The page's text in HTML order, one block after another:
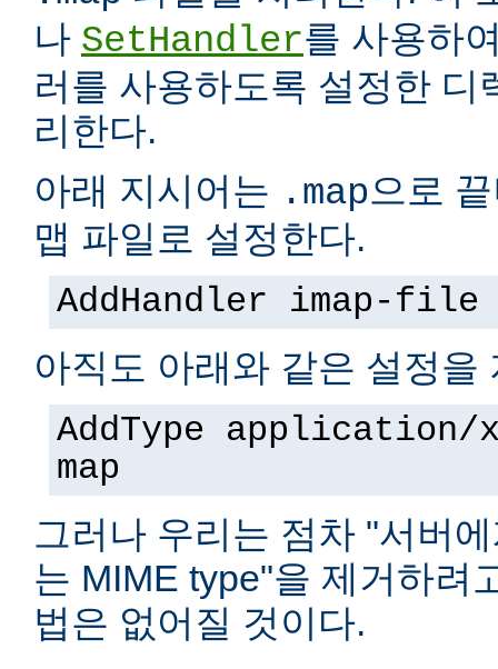
나 SetHandler를 사용하
러를 사용하도록 설정한 디
리한다.
아래 지시어는 .map으로
맵 파일로 설정한다.
AddHandler imap-file
아직도 아래와 같은 설정을
AddType application/
map
그러나 우리는 점차 "서버
는 MIME type"을 제거하려
법은 없어질 것이다.